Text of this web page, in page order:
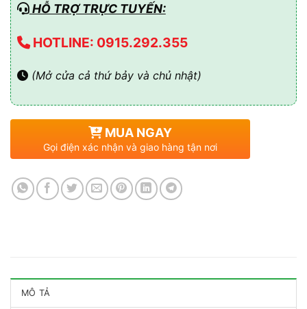
HỖ TRỢ TRỰC TUYẾN:
HOTLINE: 0915.292.355
(Mở cửa cả thứ bảy và chủ nhật)
MUA NGAY
Gọi điện xác nhận và giao hàng tận nơi
MÔ TẢ